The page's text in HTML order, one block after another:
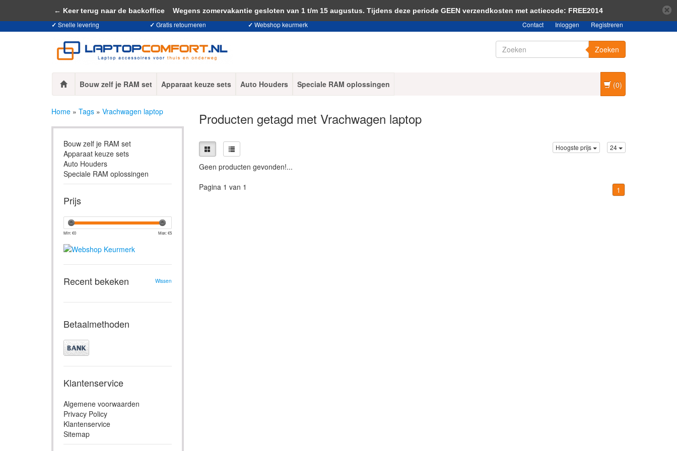
✓ Snelle levering ✓ Gratis retourneren ✓ Webshop keurmerk Contact Inloggen Registreren
Zoeken
Bouw zelf je RAM set Apparaat keuze sets Auto Houders Speciale RAM oplossingen (0)
Home » Tags » Vrachwagen laptop
Bouw zelf je RAM set
Apparaat keuze sets
Auto Houders
Speciale RAM oplossingen
Prijs
Min: €0 Max: €5
Recent bekeken Wissen
Betaalmethoden
Klantenservice
Algemene voorwaarden
Privacy Policy
Klantenservice
Sitemap
Producten getagd met Vrachwagen laptop
Hoogste prijs 24
Geen producten gevonden!...
Pagina 1 van 1
1
Door het gebruiken van onze website, ga je akkoord met het gebruik van cookies om onze website te verbeteren. Dit bericht verbergen Meer over cookies »
← Keer terug naar de backoffice Wegens zomervakantie gesloten van 1 t/m 15 augustus. Tijdens deze periode GEEN verzendkosten met actiecode: FREE2014